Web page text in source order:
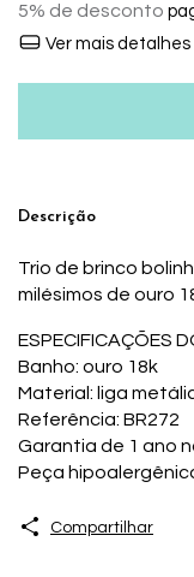
5% de desconto
Ver mais detalhes
Descrição
Trio de brinco
milésimos de ouro
ESPECIFICAÇÕES
Banho: ouro 18k
Material: liga
Referência: BR272
Garantia de 1 ano
Peça
Compartilhar